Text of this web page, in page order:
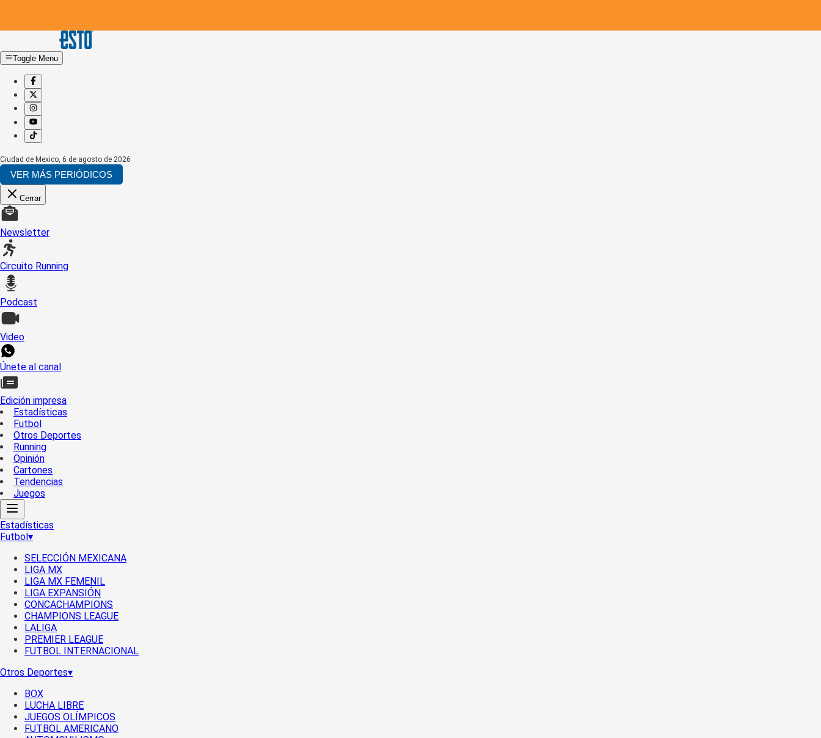
Toggle Menu
Ciudad de Mexico, 6 de agosto de 2026
VER MÁS PERIÓDICOS
Cerrar
Newsletter
Circuito Running
Podcast
Video
Únete al canal
Edición impresa
Estadísticas
Futbol
Otros Deportes
Running
Opinión
Cartones
Tendencias
Juegos
Estadísticas
Futbol▾
SELECCIÓN MEXICANA
LIGA MX
LIGA MX FEMENIL
LIGA EXPANSIÓN
CONCACHAMPIONS
CHAMPIONS LEAGUE
LALIGA
PREMIER LEAGUE
FUTBOL INTERNACIONAL
Otros Deportes▾
BOX
LUCHA LIBRE
JUEGOS OLÍMPICOS
FUTBOL AMERICANO